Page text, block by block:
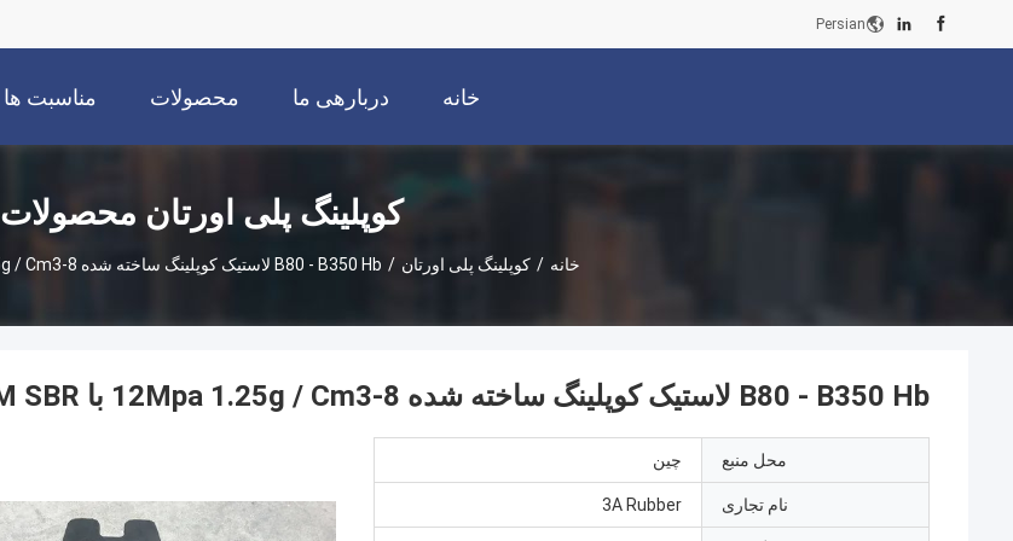
Persian
خانه دربارهی ما محصولات مناسبت ها
کوپلینگ پلی اورتان محصولات
خانه / کوپلینگ پلی اورتان / B80 - B350 Hb لاستیک کوپلینگ ساخته شده 8-12Mpa 1.25g / Cm3 با CSM SBR
B80 - B350 Hb لاستیک کوپلینگ ساخته شده 8-12Mpa 1.25g / Cm3 با CSM SBR
محل منبع چین
نام تجاری 3A Rubber